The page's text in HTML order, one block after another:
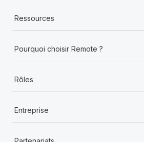
Ressources
Pourquoi choisir Remote ?
Rôles
Entreprise